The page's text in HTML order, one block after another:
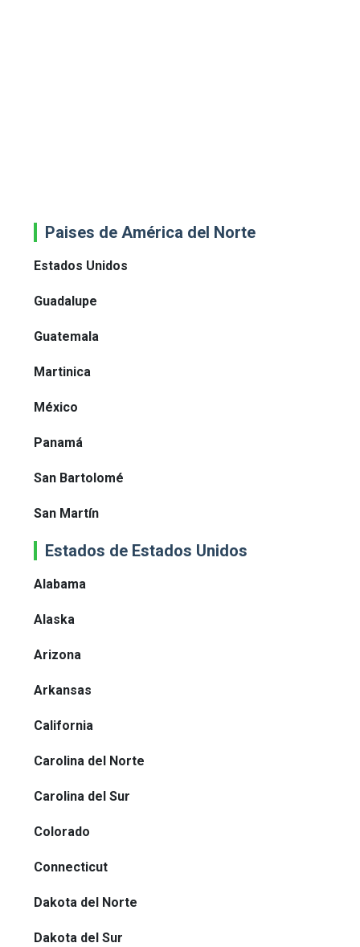
Paises de América del Norte
Estados Unidos
Guadalupe
Guatemala
Martinica
México
Panamá
San Bartolomé
San Martín
Estados de Estados Unidos
Alabama
Alaska
Arizona
Arkansas
California
Carolina del Norte
Carolina del Sur
Colorado
Connecticut
Dakota del Norte
Dakota del Sur